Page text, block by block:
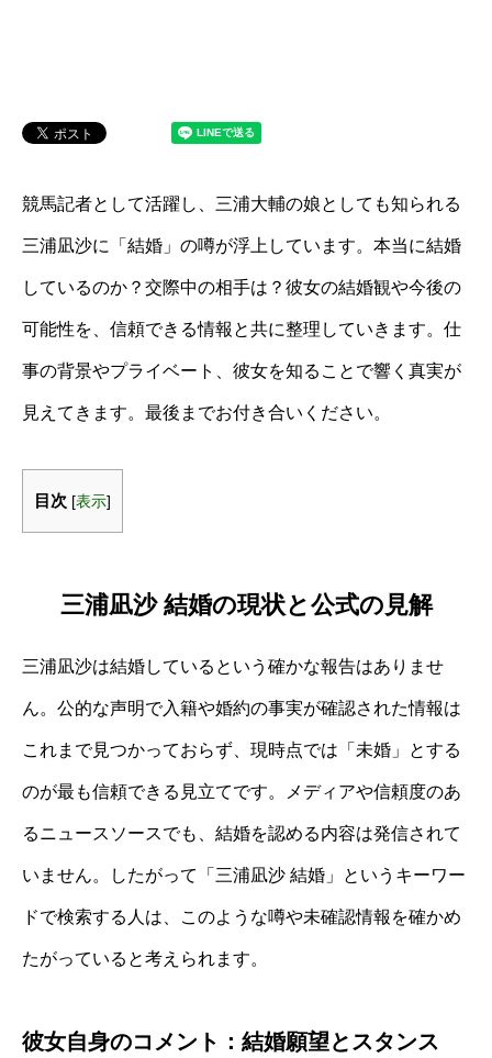
競馬記者として活躍し、三浦大輔の娘としても知られる
三浦凪沙に「結婚」の噂が浮上しています。本当に結婚
しているのか？交際中の相手は？彼女の結婚観や今後の
可能性を、信頼できる情報と共に整理していきます。仕
事の背景やプライベート、彼女を知ることで響く真実が
見えてきます。最後までお付き合いください。
目次 [表示]
三浦凪沙 結婚の現状と公式の見解
三浦凪沙は結婚しているという確かな報告はありませ
ん。公的な声明で入籍や婚約の事実が確認された情報は
これまで見つかっておらず、現時点では「未婚」とする
のが最も信頼できる見立てです。メディアや信頼度のあ
るニュースソースでも、結婚を認める内容は発信されて
いません。したがって「三浦凪沙 結婚」というキーワー
ドで検索する人は、このような噂や未確認情報を確かめ
たがっていると考えられます。
彼女自身のコメント：結婚願望とスタンス